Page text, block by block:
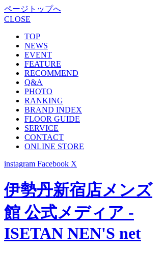
ページトップへ
CLOSE
TOP
NEWS
EVENT
FEATURE
RECOMMEND
Q&A
PHOTO
RANKING
BRAND INDEX
FLOOR GUIDE
SERVICE
CONTACT
ONLINE STORE
instagram Facebook X
伊勢丹新宿店メンズ
館 公式メディア -
ISETAN NEN'S net